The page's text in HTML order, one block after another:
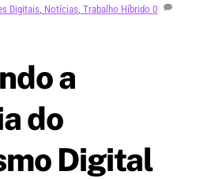
Digitais Notícias ,Trabalho Híbrido 0
a
do
Digital